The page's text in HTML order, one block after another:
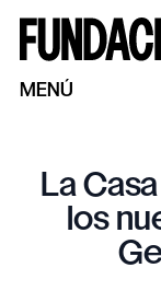
MENÚ
La
los